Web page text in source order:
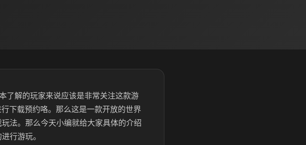
了解的玩家来说应该是非常关注这款游
下载预约咯。那么这是一款开放的世界
法。那么今天小编就给大家具体的介绍
行游玩。